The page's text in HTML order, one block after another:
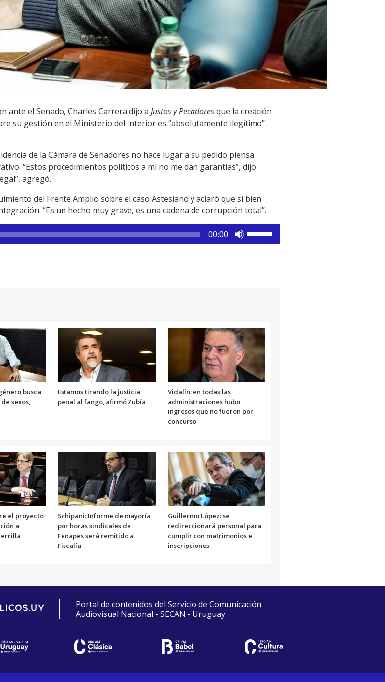
ante el Senado, Charles Carrera dijo a Justos y Pecadoresque la creación
su gestión en el Ministerio del Interior es “absolutamente ilegítimo”
de la Cámara de Senadores no hace lugar a su pedido piensa
“Estos procedimientos políticos a mí no me dan garantías”, dijo
agregó.
del Frente Amplio sobre el caso Astesiano y aclaró que si bien
“Es un hecho muy grave, es una cadena de corrupción total”.
00:00
disminuir
el
volumen.
busca
sexos,
Estamos tirando la justicia
penal al fango, afirmó Zubía
Vidalín: en todas las
administraciones hubo
ingresos que no fueron por
concurso
el proyecto
a
Schipani: Informe de mayoría
por horas sindicales de
Fenapes será remitido a
Fiscalía
Guillermo López: se
redireccionará personal para
cumplir con matrimonios e
inscripciones
Portal de contenidos del Servicio de Comunicación
Audiovisual Nacional - SECAN - Uruguay